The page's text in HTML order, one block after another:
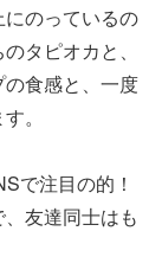
のっているの
タピオカと、
食感と、一度
。
で注目の的！
友達同士はも